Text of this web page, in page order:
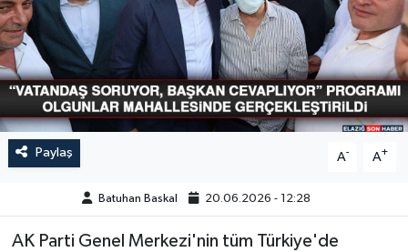
Paylaş A- A+
Batuhan Baskal 20.06.2026 - 12:28
AK Parti Genel Merkezi'nin tüm Türkiye'de
MEDYA
ÖZEL HABER
POLİTİKA